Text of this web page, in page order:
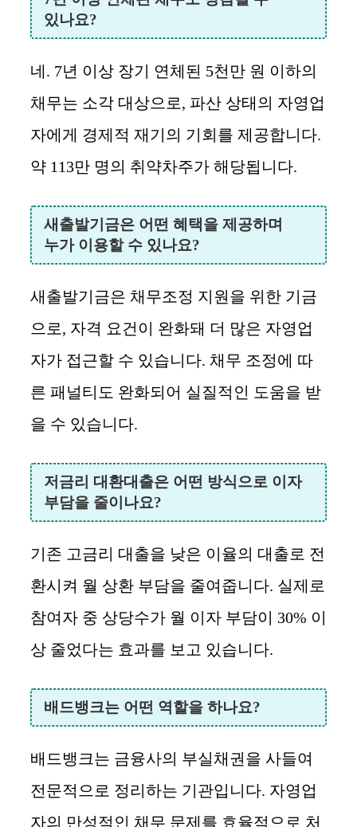
있나요?
네. 7년 이상 장기 연체된 5천만 원 이하의
채무는 소각 대상으로, 파산 상태의 자영업
자에게 경제적 재기의 기회를 제공합니다.
약 113만 명의 취약차주가 해당됩니다.
새출발기금은 어떤 혜택을 제공하며
누가 이용할 수 있나요?
새출발기금은 채무조정 지원을 위한 기금
으로, 자격 요건이 완화돼 더 많은 자영업
자가 접근할 수 있습니다. 채무 조정에 따
른 패널티도 완화되어 실질적인 도움을 받
을 수 있습니다.
저금리 대환대출은 어떤 방식으로 이자
부담을 줄이나요?
기존 고금리 대출을 낮은 이율의 대출로 전
환시켜 월 상환 부담을 줄여줍니다. 실제로
참여자 중 상당수가 월 이자 부담이 30% 이
상 줄었다는 효과를 보고 있습니다.
배드뱅크는 어떤 역할을 하나요?
배드뱅크는 금융사의 부실채권을 사들여
전문적으로 정리하는 기관입니다. 자영업
자의 만성적인 채무 문제를 효율적으로 처